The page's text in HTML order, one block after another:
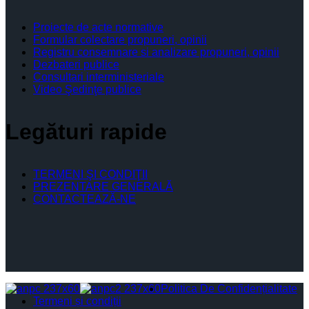
Proiecte de acte normative
Formular colectare propuneri, opinii
Registru consemnare si analizare propuneri, opinii
Dezbateri publice
Consultari interministeriale
Video Şedinţe publice
Legături rapide
TERMENI ŞI CONDIŢII
PREZENTARE GENERALĂ
CONTACTEAZĂ-NE
Politica De Confidențialitate
Termeni și condiții